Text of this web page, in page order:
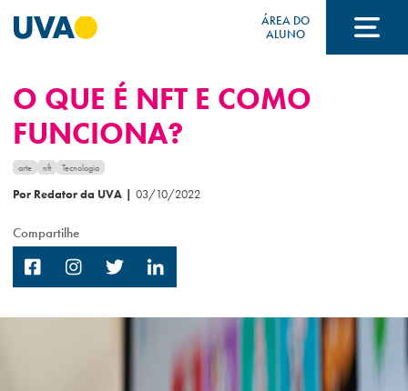
ÁREA DO
ALUNO
A UVA
CURSOS
FORMAS DE INGRESSO
O QUE É NFT E COMO
FUNCIONA?
arte nft Tecnologia
Por Redator da UVA | 03/10/2022
Compartilhe